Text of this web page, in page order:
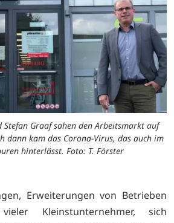
Stefan Graaf sahen den Arbeitsmarkt auf
dann kam das Corona-Virus, das auch im
hinterlässt. Foto: T. Förster
Erweiterungen von Betrieben
Kleinstunternehmer, sich